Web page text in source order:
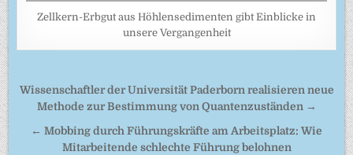
Zellkern-Erbgut aus Höhlensedimenten gibt Einblicke in
unsere Vergangenheit
Beitragsnavigation
Wissenschaftler der Universität Paderborn realisieren neue
Methode zur Bestimmung von Quantenzuständen →
← Mobbing durch Führungskräfte am Arbeitsplatz: Wie
Mitarbeitende schlechte Führung belohnen